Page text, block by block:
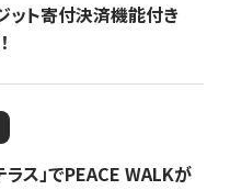
ト寄付決済機能付き
ス」でPEACE WALKが